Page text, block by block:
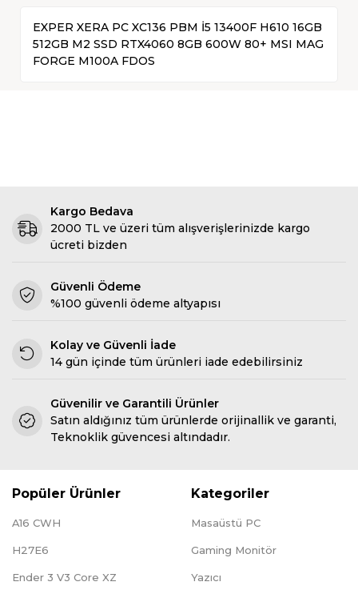
EXPER XERA PC XC136 PBM İ5 13400F H610 16GB
512GB M2 SSD RTX4060 8GB 600W 80+ MSI MAG
FORGE M100A FDOS
Kargo Bedava
2000 TL ve üzeri tüm alışverişlerinizde kargo
ücreti bizden
Güvenli Ödeme
%100 güvenli ödeme altyapısı
Kolay ve Güvenli İade
14 gün içinde tüm ürünleri iade edebilirsiniz
Güvenilir ve Garantili Ürünler
Satın aldığınız tüm ürünlerde orijinallik ve garanti,
Teknoklik güvencesi altındadır.
Popüler Ürünler
A16 CWH
H27E6
Ender 3 V3 Core XZ
Kategoriler
Masaüstü PC
Gaming Monitör
Yazıcı